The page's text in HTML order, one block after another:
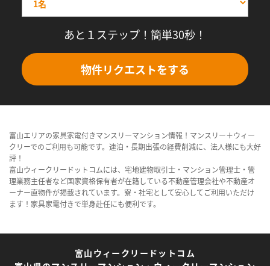
あと１ステップ！簡単30秒！
物件リクエストをする
富山エリアの家具家電付きマンスリーマンション情報！マンスリー＋ウィー
クリーでのご利用も可能です。連泊・長期出張の経費削減に、法人様にも大好
評！
富山ウィークリードットコムには、宅地建物取引士・マンション管理士・管
理業務主任者など国家資格保有者が在籍している不動産管理会社や不動産オ
ーナー直物件が掲載されています。寮・社宅として安心してご利用いただけ
ます！家具家電付きで単身赴任にも便利です。
富山ウィークリードットコム